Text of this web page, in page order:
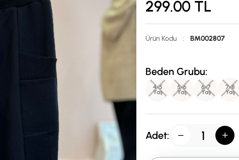
299.00 TL
Ürün Kodu : BM002807
Beden Grubu:
4-5
Yaş
5-6
Yaş
6-7
Yaş
7-8
Yaş
Adet: